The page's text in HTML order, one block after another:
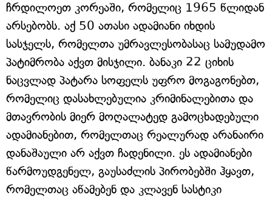
ჩრდილოეთ კორეაში, რომელიც 1965 წლიდან
არსებობს. აქ 50 ათასი ადამიანი იხდის
სასჯელს, რომელთა უმრავლესობასაც სამუდამო
პატიმრობა აქვთ მისჯილი. ბანაკი 22 ციხის
ნაცვლად პატარა სოფელს უფრო მოგაგონებთ,
რომელიც დასახლებულია კრიმინალებითა და
მთავრობის მიერ მოღალატედ გამოცხადებული
ადამიანებით, რომელთაც რეალურად არანაირი
დანაშაული არ აქვთ ჩადენილი. ეს ადამიანები
წარმოუდგენელ, გაუსაძლის პირობებში ჰყავთ,
რომელთაც აწამებენ და კლავენ სასტიკი